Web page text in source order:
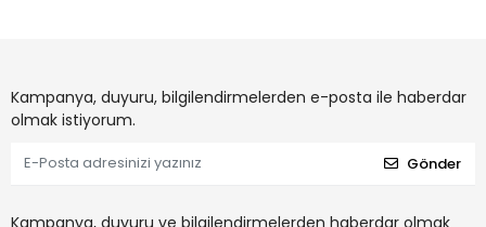
Kampanya, duyuru, bilgilendirmelerden e-posta ile haberdar
olmak istiyorum.
Gönder
Kampanya, duyuru ve bilgilendirmelerden haberdar olmak